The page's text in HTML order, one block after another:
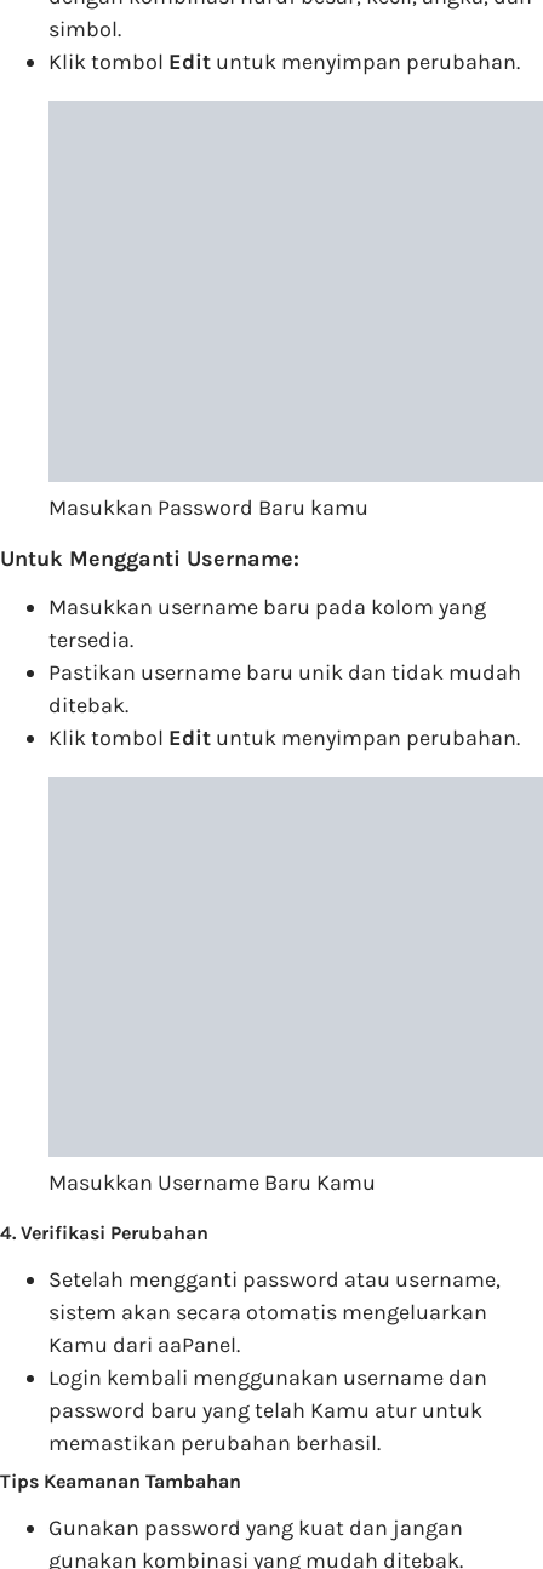
simbol.
Klik tombol Edit untuk menyimpan perubahan.
Masukkan Password Baru kamu
Untuk Mengganti Username:
Masukkan username baru pada kolom yang
tersedia.
Pastikan username baru unik dan tidak mudah
ditebak.
Klik tombol Edit untuk menyimpan perubahan.
Masukkan Username Baru Kamu
4. Verifikasi Perubahan
Setelah mengganti password atau username,
sistem akan secara otomatis mengeluarkan
Kamu dari aaPanel.
Login kembali menggunakan username dan
password baru yang telah Kamu atur untuk
memastikan perubahan berhasil.
Tips Keamanan Tambahan
Gunakan password yang kuat dan jangan
gunakan kombinasi yang mudah ditebak.